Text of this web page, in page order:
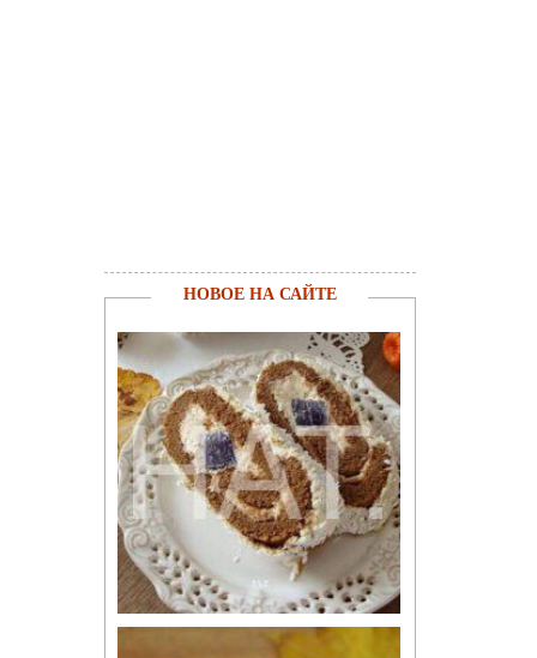
НОВОЕ НА САЙТЕ